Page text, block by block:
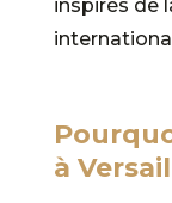
inspirés de
à